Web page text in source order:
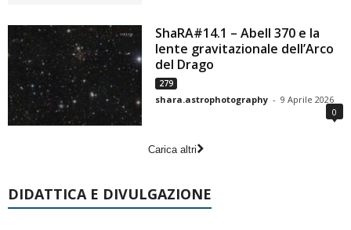
ShaRA#14.1 – Abell 370 e la
lente gravitazionale dell’Arco
del Drago
279
shara.astrophotography - 9 Aprile 2026
0
Carica altri
DIDATTICA E DIVULGAZIONE